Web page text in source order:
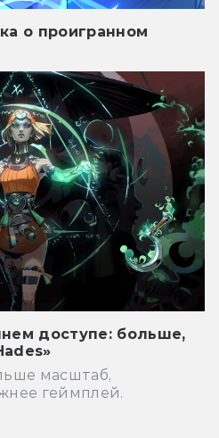
о проигранном
доступе: больше,
масштаб,
геймплей.